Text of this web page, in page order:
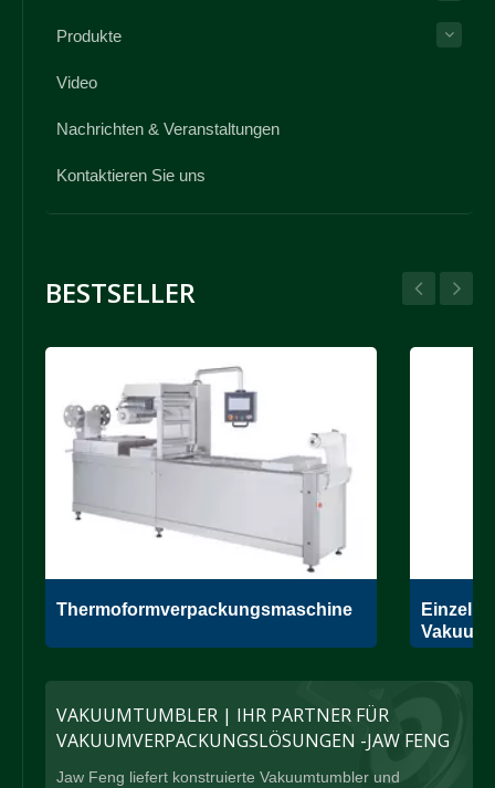
Produkte
Video
Nachrichten & Veranstaltungen
Kontaktieren Sie uns
BESTSELLER
Thermoformverpackungsmaschine
VAKUUMTUMBLER | IHR PARTNER FÜR
VAKUUMVERPACKUNGSLÖSUNGEN -JAW FENG
Jaw Feng liefert konstruierte Vakuumtumbler und